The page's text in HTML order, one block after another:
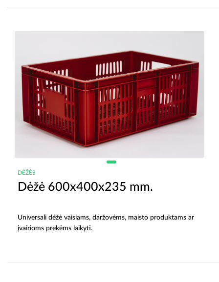
DĖŽĖS
Dėžė 600x400x235 mm.
Universali dėžė vaisiams, daržovėms, maisto produktams ar
įvairioms prekėms laikyti.